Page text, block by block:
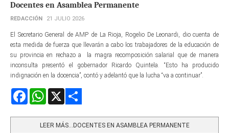
Docentes en Asamblea Permanente
REDACCIÓN 21 JULIO 2026
El Secretario General de AMP de La Rioja, Rogelio De Leonardi, dio cuenta de
esta medida de fuerza que llevarán a cabo los trabajadores de la educación de
su provincia en rechazo a la magra recomposición salarial que de manera
inconsulta presentó el gobernador Ricardo Quintela. “Esto ha producido
indignación en la docencia”, contó y adelantó que la lucha “va a continuar”.
FacebookWhatsApp
LEER MÁS…DOCENTES EN ASAMBLEA PERMANENTE